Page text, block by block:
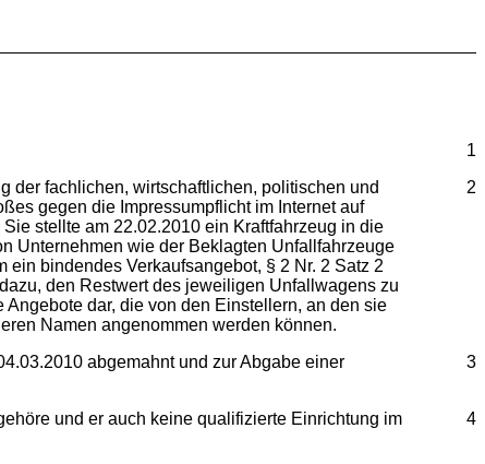
1
2
der fachlichen, wirtschaftlichen, politischen und
gegen die Impressumpflicht im Internet auf
stellte am 22.02.2010 ein Kraftfahrzeug in die
Unternehmen wie der Beklagten Unfallfahrzeuge
bindendes Verkaufsangebot, § 2 Nr. 2 Satz 2
den Restwert des jeweiligen Unfallwagens zu
dar, die von den Einstellern, an den sie
Namen angenommen werden können.
3
abgemahnt und zur Abgabe einer
4
und er auch keine qualifizierte Einrichtung im